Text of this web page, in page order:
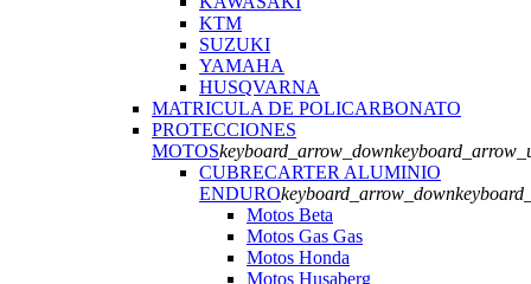
KTM
SUZUKI
YAMAHA
HUSQVARNA
MATRICULA DE POLICARBONATO
PROTECCIONES
MOTOSkeyboard_arrow_down
CUBRECARTER ALUMINIO
ENDUROkeyboard_arrow_down
Motos Beta
Motos Gas Gas
Motos Honda
Motos Husaberg